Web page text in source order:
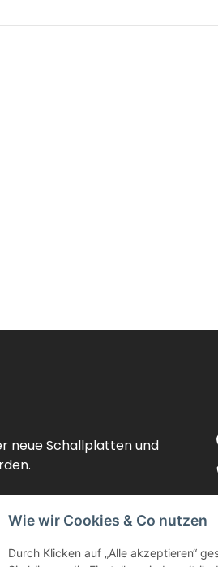
Wie wir Cookies & Co nutzen
Durch Klicken auf „Alle akzeptieren“
neue Schallplatten und
IMPRESSUM